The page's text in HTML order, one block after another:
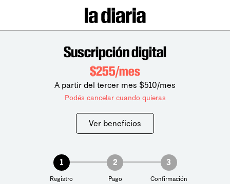
Suscripción digital
$255/mes
A partir del tercer mes $510/mes
Podés cancelar cuando quieras
Ver beneficios
1
Registro
2
Pago
3
Confirmación